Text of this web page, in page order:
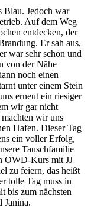
Blau. Jedoch war
Auf dem Weg
entdecken, der
Er sah aus,
war sehr schön und
von der Nähe
noch einen
unter einem Stein
erneut ein riesiger
wir gar nicht
wir uns
Hafen. Dieser Tag
ein voller Erfolg,
Tauschfamilie
OWD-Kurs mit JJ
zu feiern, das heißt
tolle Tag muss in
bis zum nächsten
Janina.